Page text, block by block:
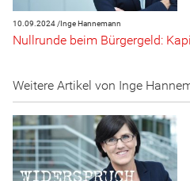
10.09.2024 /Inge Hannemann
Nullrunde beim Bürgergeld:
Weitere Artikel von Inge